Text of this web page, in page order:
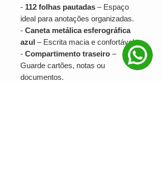
- 112 folhas pautadas – Espaço
ideal para anotações organizadas.
- Caneta metálica esferográfica
azul – Escrita macia e confortável.
- Compartimento traseiro –
Guarde cartões, notas ou
documentos.